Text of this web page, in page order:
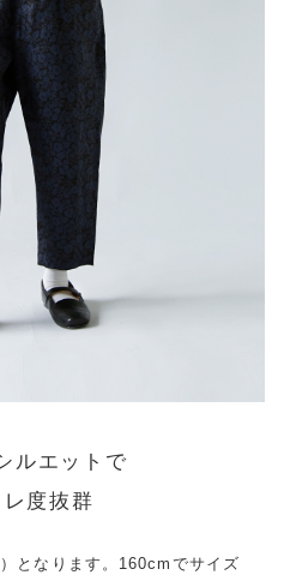
ルエットで
度抜群
となります。160cmでサイズ